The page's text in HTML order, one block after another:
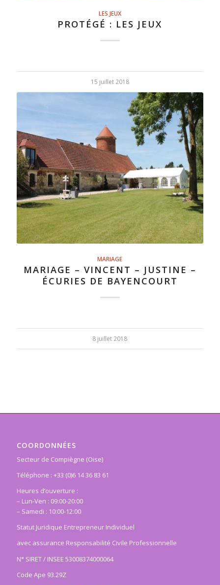
LES JEUX
PROTÉGÉ : LES JEUX
15 juillet 2018
MARIAGE
MARIAGE – VINCENT – JUSTINE –
ÉCURIES DE BAYENCOURT
8 juillet 2018
COORDONNÉES
Secteur de Compiègne (Oise)
Téléphone : +33 (0)6 14 36 83 61
Heures d’ouverture :
– Lun-Ven : 09:00-20:00
– Samedi : 10:00-12:00
Statut Juridique Entrepreneur Individuel
avec assurance Responsabilité Civile Professionnelle
N° SIRET / INSEE 53008374000064
Code Ape 93.29Z